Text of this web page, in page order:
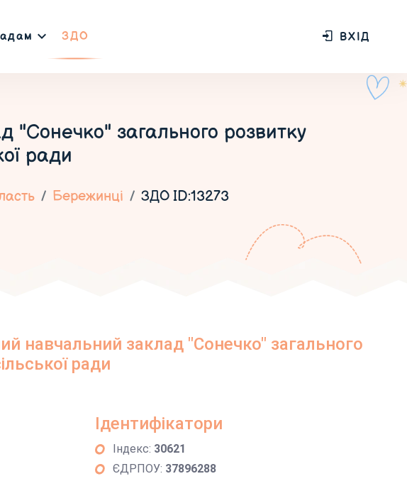
ЗДО ВХІД
загального розвитку
ради
Бережинці ЗДО ID:13273
навчальний заклад "Сонечко" загального
ради
Ідентифікатори
Індекс: 30621
ЄДРПОУ: 37896288